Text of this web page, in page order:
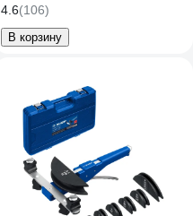
4.6(106)
В корзину